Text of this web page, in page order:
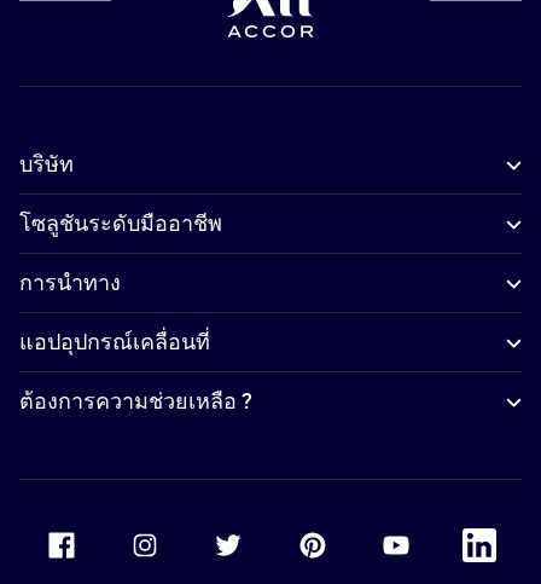
บริษัท
โซลูชันระดับมืออาชีพ
การนำทาง
แอปอุปกรณ์เคลื่อนที่
ต้องการความช่วยเหลือ ?
Accor Facebook Accor TwitterAccor PinterestAccor Youtube
Accor